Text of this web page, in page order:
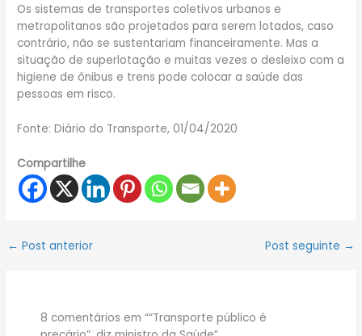
Os sistemas de transportes coletivos urbanos e
metropolitanos são projetados para serem lotados, caso
contrário, não se sustentariam financeiramente. Mas a
situação de superlotação e muitas vezes o desleixo com a
higiene de ônibus e trens pode colocar a saúde das
pessoas em risco.
Fonte: Diário do Transporte, 01/04/2020
Compartilhe
← Post anterior Post seguinte →
8 comentários em ““Transporte público é